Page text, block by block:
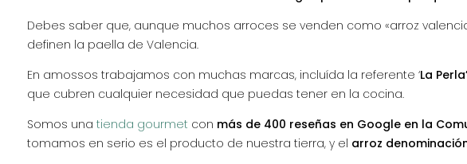
de
Debes saber que, aunque muchos arroces se venden como «arroz
definen la paella de Valencia.
En amossos trabajamos con muchas marcas, incluída la referente ‘La Perla’
que cubren cualquier necesidad que puedas tener en la cocina.
Somos una tienda gourmet con más de 400 reseñas en Google en la
tomamos en serio es el producto de nuestra tierra, y el arroz